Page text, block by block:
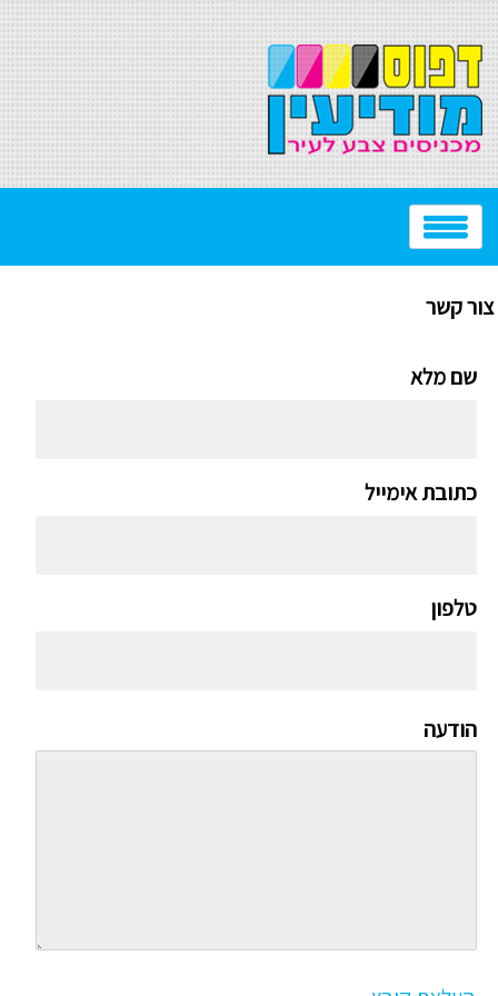
צור קשר
שם מלא
כתובת אימייל
טלפון
הודעה